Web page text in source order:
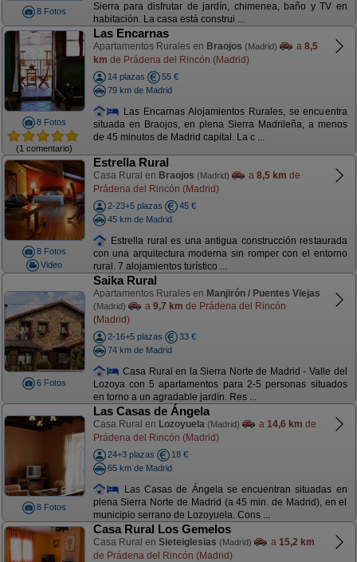
8 Fotos
Sierra para disfrutar de jardín, chimenea, baño y TV en
habitación. La casa está construi ...
8 Fotos
(1 comentario)
Las Encarnas
Apartamentos Rurales en Braojos (Madrid) a 8,5
km de Prádena del Rincón (Madrid)
14 plazas
55 €
79 km de Madrid
Las Encarnas Alojamientos Rurales, se encuentra
situada en Braojos, en plena Sierra Madrileña, a menos
de 45 minutos de Madrid capital. La c ...
8 Fotos
Video
Estrella Rural
Casa Rural en Braojos (Madrid) a 8,5 km de
Prádena del Rincón (Madrid)
2-23+5 plazas
45 €
45 km de Madrid
Estrella rural es una antigua construcción restaurada
con una arquitectura moderna sin romper con el entorno
rural. 7 alojamientos turístico ...
6 Fotos
Saika Rural
Apartamentos Rurales en Manjirón / Puentes Viejas
(Madrid) a 9,7 km de Prádena del Rincón
(Madrid)
2-16+5 plazas
33 €
74 km de Madrid
Casa Rural en la Sierra Norte de Madrid - Valle del
Lozoya con 5 apartamentos para 2-5 personas situados
en torno a un agradable jardín. Res ...
8 Fotos
Las Casas de Ángela
Casa Rural en Lozoyuela (Madrid) a 14,6 km de
Prádena del Rincón (Madrid)
24+3 plazas
18 €
65 km de Madrid
Las Casas de Ángela se encuentran situadas en
plena Sierra Norte de Madrid (a 45 min. de Madrid), en el
municipio serrano de Lozoyuela. Cons ...
Casa Rural Los Gemelos
Casa Rural en Sieteiglesias (Madrid) a 15,2 km
de Prádena del Rincón (Madrid)